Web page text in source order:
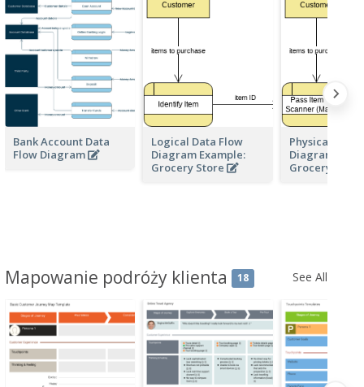
Bank Account Data
Flow Diagram
Logical Data Flow
Diagram Example:
Grocery Store
Physical Data
Diagram
Grocery Store
Mapowanie podróży klienta 18 See All